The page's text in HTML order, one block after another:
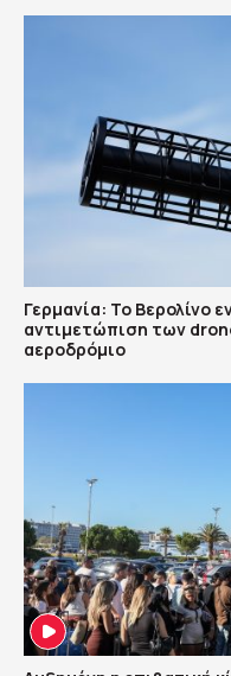
Γερμανία: Το Βερολίνο
αντιμετώπιση των
αεροδρόμιο